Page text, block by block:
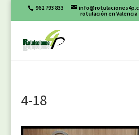
962 793 833
rotulación en Valencia
4-18